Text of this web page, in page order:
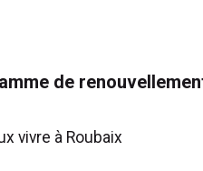
de
vivre à Roubaix